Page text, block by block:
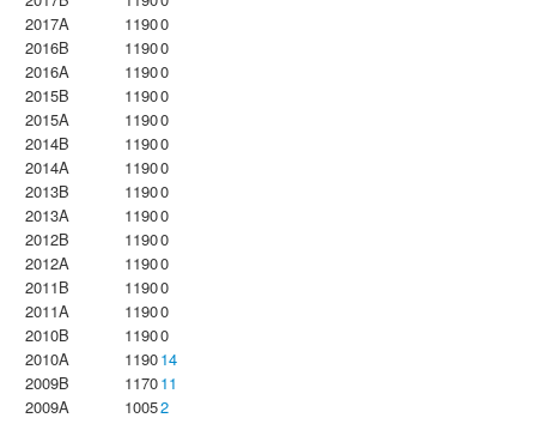
2017A
11900
2016B
11900
2016A
11900
2015B
11900
2015A
11900
2014B
11900
2014A
11900
2013B
11900
2013A
11900
2012B
11900
2012A
11900
2011B
11900
2011A
11900
2010B
11900
2010A
119014
2009B
117011
2009A
10052